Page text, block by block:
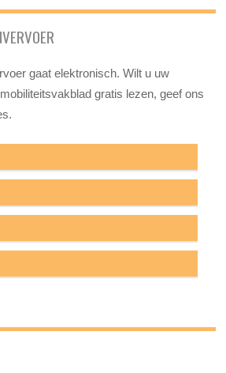
gaat elektronisch. Wilt u uw
gratis lezen, geef ons